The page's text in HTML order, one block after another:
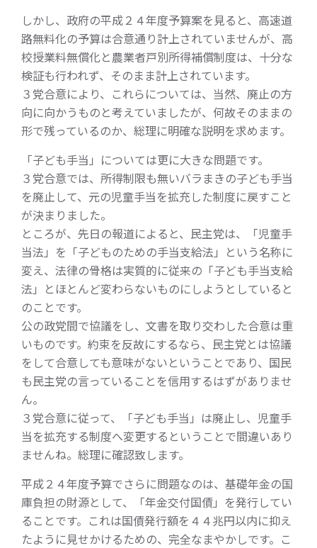
しかし、政府の平成２４年度予算案を見ると、高速道
路無料化の予算は合意通り計上されていませんが、高
校授業料無償化と農業者戸別所得補償制度は、十分な
検証も行われず、そのまま計上されています。
３党合意により、これらについては、当然、廃止の方
向に向かうものと考えていましたが、何故そのままの
形で残っているのか、総理に明確な説明を求めます。
「子ども手当」については更に大きな問題です。
３党合意では、所得制限も無いバラまきの子ども手当
を廃止して、元の児童手当を拡充した制度に戻すこと
が決まりました。
ところが、先日の報道によると、民主党は、「児童手
当法」を「子どものための手当支給法」という名称に
変え、法律の骨格は実質的に従来の「子ども手当支給
法」とほとんど変わらないものにしようとしていると
のことです。
公の政党間で協議をし、文書を取り交わした合意は重
いものです。約束を反故にするなら、民主党とは協議
をして合意しても意味がないということであり、国民
も民主党の言っていることを信用するはずがありませ
ん。
３党合意に従って、「子ども手当」は廃止し、児童手
当を拡充する制度へ変更するということで間違いあり
ませんね。総理に確認致します。
平成２４年度予算でさらに問題なのは、基礎年金の国
庫負担の財源として、「年金交付国債」を発行してい
ることです。これは国債発行額を４４兆円以内に抑え
たように見せかけるための、完全なまやかしです。こ